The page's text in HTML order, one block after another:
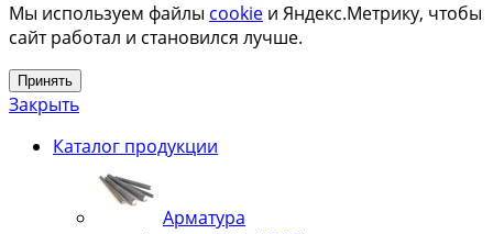
Мы используем файлы cookie и Яндекс.Метрику, чтобы
сайт работал и становился лучше.
Принять
Закрыть
Каталог продукции
Арматура